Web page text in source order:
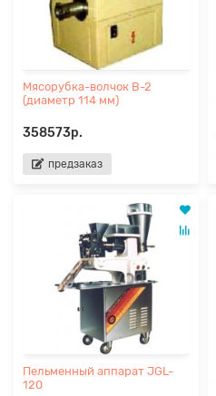
Мясорубка-волчок В-2
(диаметр 114 мм)
358573р.
предзаказ
Пельменный аппарат JGL-
120